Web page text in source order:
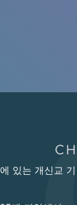
있는 개신교 기